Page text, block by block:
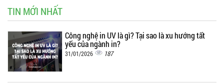
TIN MỚI NHẤT
Công nghệ in UV là gì? Tại sao là xu hướng tất
yếu của ngành in?
31/01/2026 187